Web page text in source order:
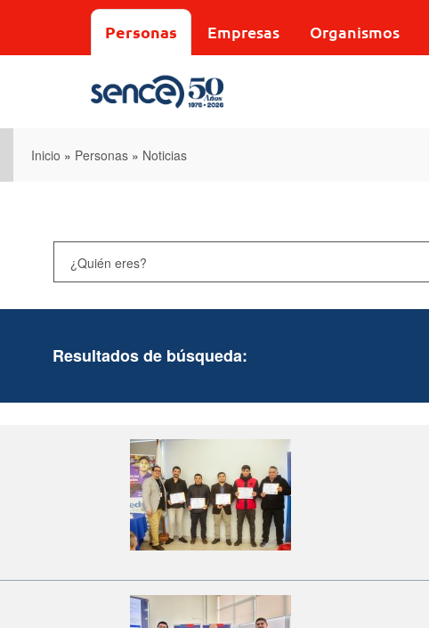
Personas Empresas Organismos
Inicio » Personas » Noticias
Resultados de búsqueda: